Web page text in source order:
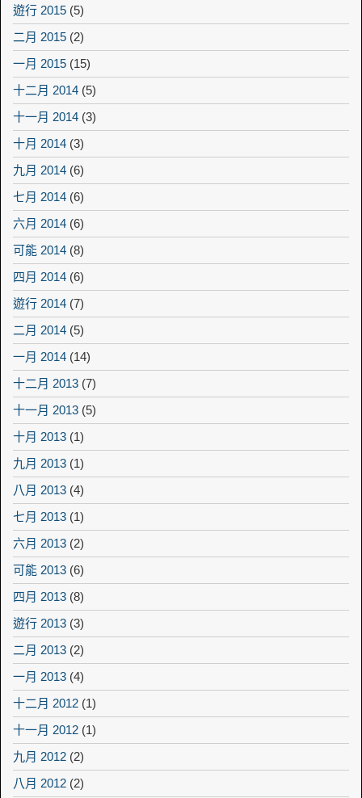
遊行 2015 (5)
二月 2015 (2)
一月 2015 (15)
十二月 2014 (5)
十一月 2014 (3)
十月 2014 (3)
九月 2014 (6)
七月 2014 (6)
六月 2014 (6)
可能 2014 (8)
四月 2014 (6)
遊行 2014 (7)
二月 2014 (5)
一月 2014 (14)
十二月 2013 (7)
十一月 2013 (5)
十月 2013 (1)
九月 2013 (1)
八月 2013 (4)
七月 2013 (1)
六月 2013 (2)
可能 2013 (6)
四月 2013 (8)
遊行 2013 (3)
二月 2013 (2)
一月 2013 (4)
十二月 2012 (1)
十一月 2012 (1)
九月 2012 (2)
八月 2012 (2)